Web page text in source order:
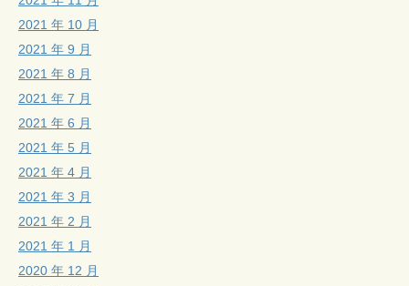
2021 年 10 月
2021 年 9 月
2021 年 8 月
2021 年 7 月
2021 年 6 月
2021 年 5 月
2021 年 4 月
2021 年 3 月
2021 年 2 月
2021 年 1 月
2020 年 12 月